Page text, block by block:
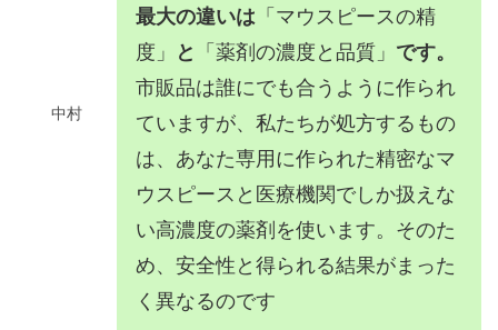
中村
最大の違いは 「マウスピースの精
度」
と 「薬剤の濃度と品質」 です。
市販品は誰にでも合うように作られ
ていますが、私たちが処方するもの
は、あなた専用に作られた精密なマ
ウスピースと医療機関でしか扱えな
い高濃度の薬剤を使います。そのた
め、安全性と得られる結果がまった
く異なるのです